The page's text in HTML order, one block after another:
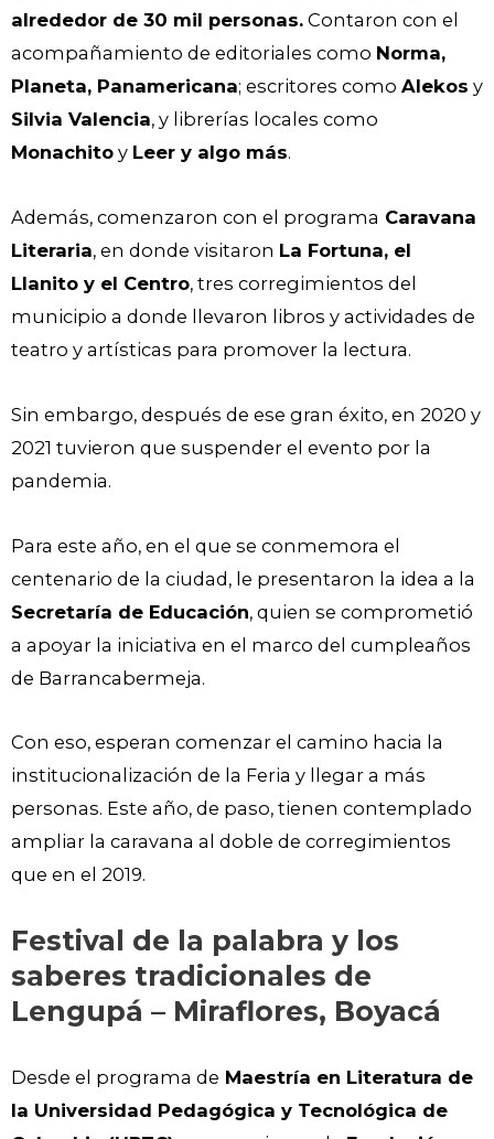
alrededor de 30 mil personas. Contaron con el
acompañamiento de editoriales como Norma,
Planeta, Panamericana; escritores como Alekos y
Silvia Valencia, y librerías locales como
Monachito y Leer y algo más.
Además, comenzaron con el programa Caravana
Literaria, en donde visitaron La Fortuna, el
Llanito y el Centro, tres corregimientos del
municipio a donde llevaron libros y actividades de
teatro y artísticas para promover la lectura.
Sin embargo, después de ese gran éxito, en 2020 y
2021 tuvieron que suspender el evento por la
pandemia.
Para este año, en el que se conmemora el
centenario de la ciudad, le presentaron la idea a la
Secretaría de Educación, quien se comprometió
a apoyar la iniciativa en el marco del cumpleaños
de Barrancabermeja.
Con eso, esperan comenzar el camino hacia la
institucionalización de la Feria y llegar a más
personas. Este año, de paso, tienen contemplado
ampliar la caravana al doble de corregimientos
que en el 2019.
Festival de la palabra y los
saberes tradicionales de
Lengupá – Miraflores, Boyacá
Desde el programa de Maestría en Literatura de
la Universidad Pedagógica y Tecnológica de